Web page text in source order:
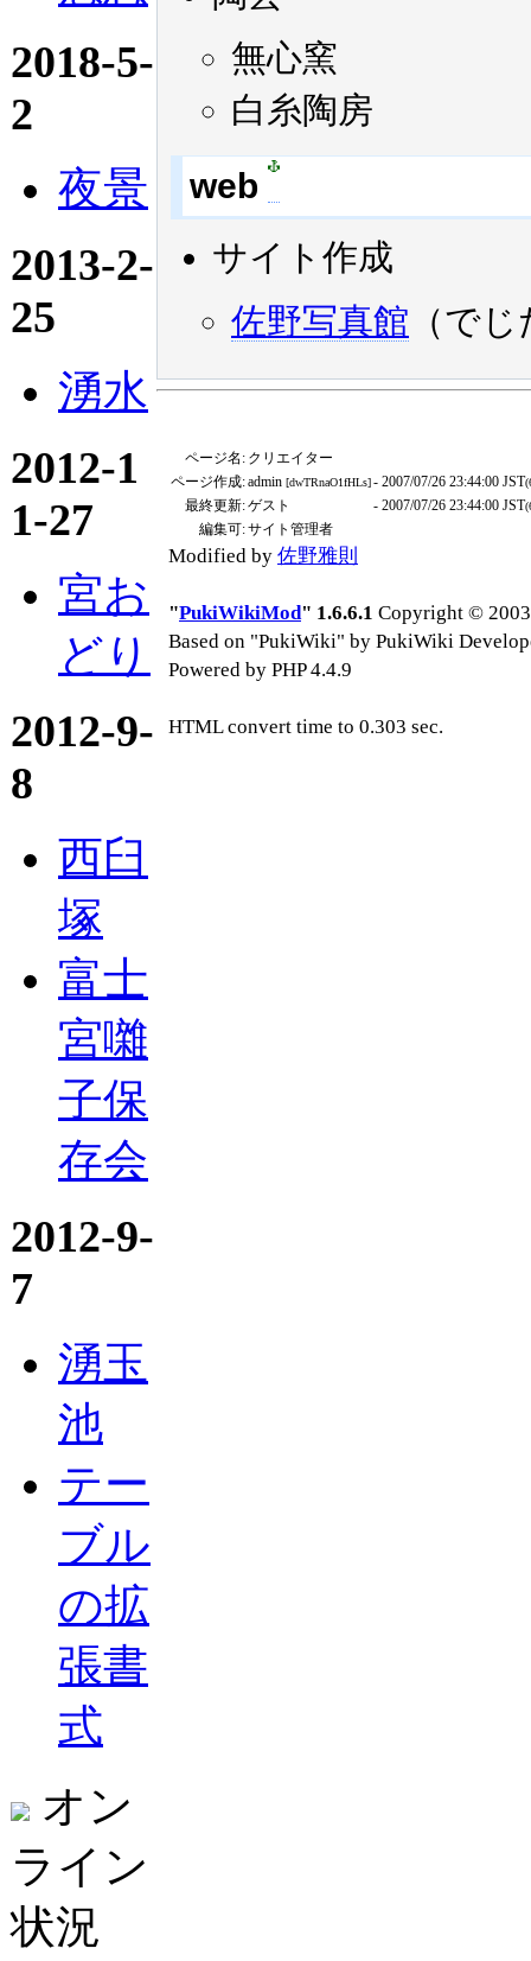
2018-5-
2
夜景
2013-2-
25
湧水
2012-1
1-27
宮お
どり
2012-9-
8
西臼
塚
富士
宮囃
子保
存会
2012-9-
7
湧玉
池
テー
ブル
の拡
張書
式
オン
ライン
状況
無心窯
白糸陶房
web
サイト作成
佐野写真館 （で
ページ名: クリエイター
ページ作成:admin [dwTRnaO1fHLs]- 2007/07/26 23:44:00 JST
最終更新:ゲスト - 2007/07/26 23:44:00 JST
編集可:サイト管理者
Modified by 佐野雅則
"PukiWikiMod" 1.6.6.1 Copyright ©
Based on "PukiWiki" by PukiWiki
Powered by PHP 4.4.9
HTML convert time to 0.303 sec.